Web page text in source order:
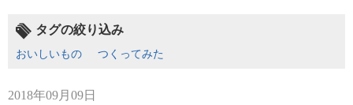
タグの絞り込み
おいしいもの つくってみた
2018年09月09日